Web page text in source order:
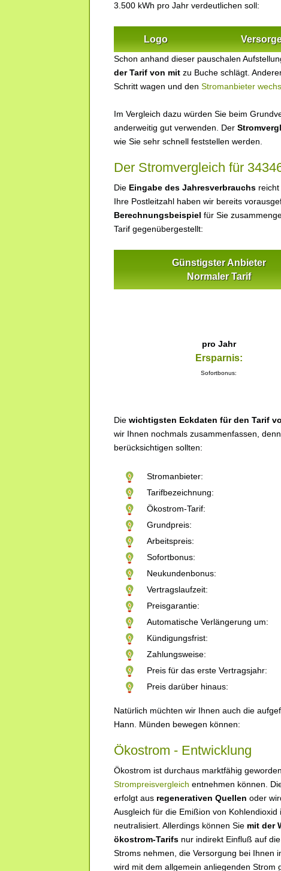
3.500 kWh pro Jahr verdeutlichen soll:
Logo
Schon anhand dieser pauschalen
der Tarif von mit zu Buche schlägt.
Schritt wagen und den Stromanbieter
Im Vergleich dazu würden Sie beim
anderweitig gut verwenden. Der
wie Sie sehr schnell feststellen werden.
Der Stromvergleich für
Die Eingabe des Jahresverbrauchs
Ihre Postleitzahl haben wir bereits
Berechnungsbeispiel für Sie
Tarif gegenübergestellt:
Günstigster Anbieter
Normaler Tarif
pro Jahr
Ersparnis:
Sofortbonus:
Die wichtigsten Eckdaten für den Tarif
wir Ihnen nochmals zusammenfassen,
berücksichtigen sollten:
Stromanbieter:
Tarifbezeichnung:
Ökostrom-Tarif:
Grundpreis:
Arbeitspreis:
Sofortbonus:
Neukundenbonus:
Vertragslaufzeit:
Preisgarantie:
Automatische Verlängerung um:
Kündigungsfrist:
Zahlungsweise:
Preis für das erste Vertragsjahr:
Preis darüber hinaus:
Natürlich müchten wir Ihnen auch die
Hann. Münden bewegen können:
Ökostrom - Entwicklung
Ökostrom ist durchaus marktfähig
Strompreisvergleich entnehmen können.
erfolgt aus regenerativen Quellen oder
Ausgleich für die Emißion von Kohlendioxid
neutralisiert. Allerdings können Sie mit der
ökostrom-Tarifs nur indirekt Einfluß auf
Stroms nehmen, die Versorgung bei Ihnen
wird mit dem allgemein anliegenden Strom